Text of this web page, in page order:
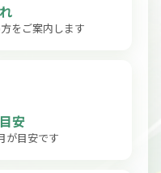
をご案内します
安
が目安です